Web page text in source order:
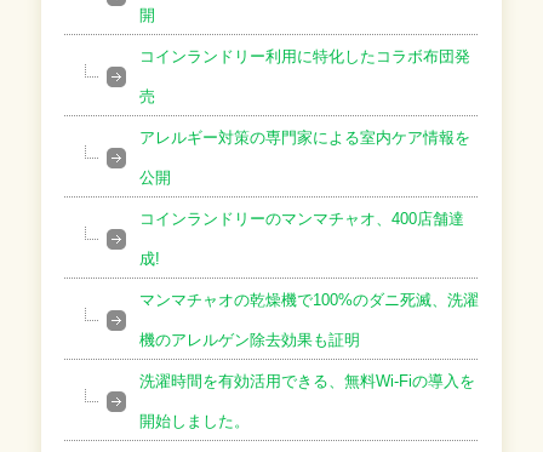
開
コインランドリー利用に特化したコラボ布団発
売
アレルギー対策の専門家による室内ケア情報を
公開
コインランドリーのマンマチャオ、400店舗達
成!
マンマチャオの乾燥機で100%のダニ死滅、洗濯
機のアレルゲン除去効果も証明
洗濯時間を有効活用できる、無料Wi-Fiの導入を
開始しました。